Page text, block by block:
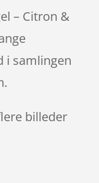
– Citron &
i samlingen
billeder